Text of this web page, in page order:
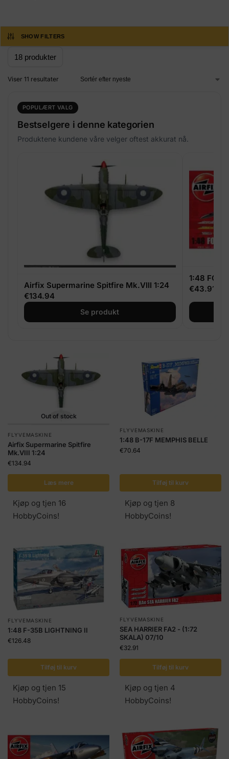
SHOW FILTERS
Viser 11 resultater
POPULÆRT VALG
Bestselgere i denne kategorien
Produktene kundene våre velger oftest akkurat nå.
Airfix Supermarine Spitfire Mk.VIII 1:24
€134.94
Se produkt
1:48
€43.91
Out of stock
FLYVEMASKINE
Airfix Supermarine Spitfire
Mk.VIII 1:24
€134.94
Læs mere
Kjøp og tjen 16
HobbyCoins!
FLYVEMASKINE
1:48 B-17F MEMPHIS BELLE
€70.64
Tilføj til kurv
Kjøp og tjen 8
HobbyCoins!
FLYVEMASKINE
1:48 F-35B LIGHTNING II
€126.48
Tilføj til kurv
Kjøp og tjen 15
HobbyCoins!
FLYVEMASKINE
SEA HARRIER FA2 - (1:72
SKALA) 07/10
€32.91
Tilføj til kurv
Kjøp og tjen 4
HobbyCoins!